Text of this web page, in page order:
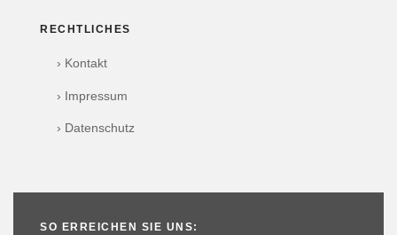
RECHTLICHES
› Kontakt
› Impressum
› Datenschutz
SO ERREICHEN SIE UNS: